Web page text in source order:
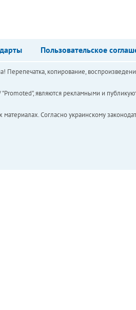
Пользовательское
копирование,
являются рекламными и
Согласно украинскому